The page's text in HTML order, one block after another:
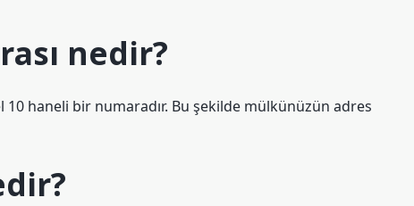
nedir?
haneli bir numaradır. Bu şekilde mülkünüzün adres